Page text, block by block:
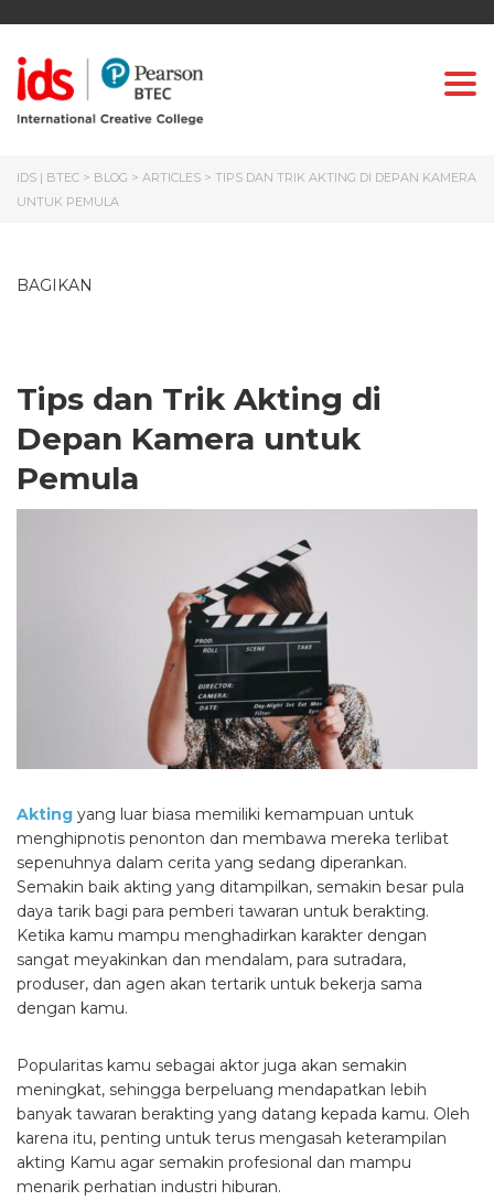
IDS | BTEC > BLOG > ARTICLES > TIPS DAN TRIK AKTING DI DEPAN KAMERA
UNTUK PEMULA
BAGIKAN
Tips dan Trik Akting di
Depan Kamera untuk
Pemula
Akting yang luar biasa memiliki kemampuan untuk
menghipnotis penonton dan membawa mereka terlibat
sepenuhnya dalam cerita yang sedang diperankan.
Semakin baik akting yang ditampilkan, semakin besar pula
daya tarik bagi para pemberi tawaran untuk berakting.
Ketika kamu mampu menghadirkan karakter dengan
sangat meyakinkan dan mendalam, para sutradara,
produser, dan agen akan tertarik untuk bekerja sama
dengan kamu.
Popularitas kamu sebagai aktor juga akan semakin
meningkat, sehingga berpeluang mendapatkan lebih
banyak tawaran berakting yang datang kepada kamu. Oleh
karena itu, penting untuk terus mengasah keterampilan
akting Kamu agar semakin profesional dan mampu
menarik perhatian industri hiburan.